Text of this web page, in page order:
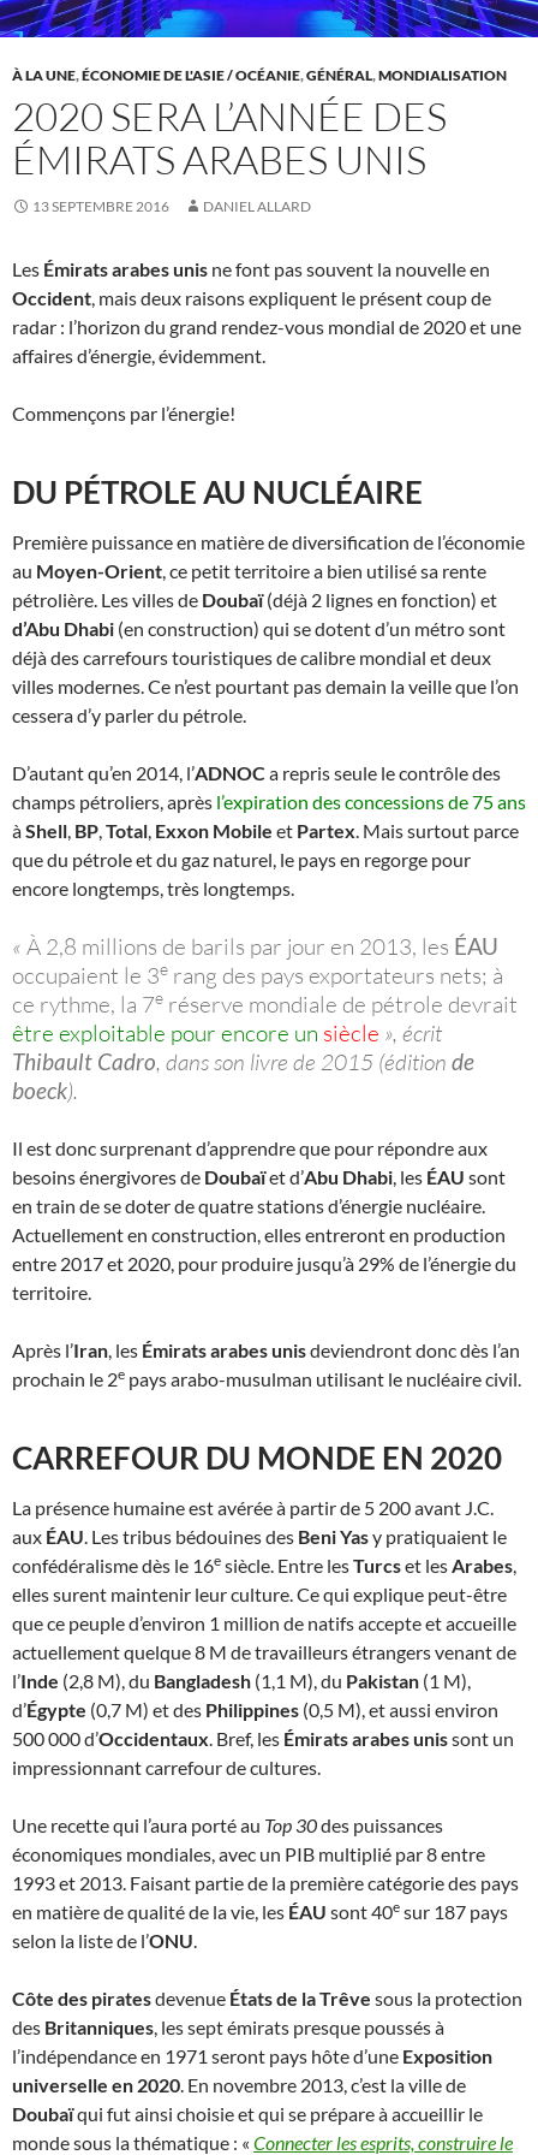
À LA UNE,ÉCONOMIE DE L'ASIE / OCÉANIE,GÉNÉRAL,MONDIALISATION
2020 SERA L’ANNÉE DES
ÉMIRATS ARABES UNIS
13 SEPTEMBRE 2016 DANIEL ALLARD
Les Émirats arabes unis ne font pas souvent la nouvelle en
Occident , mais deux raisons expliquent le présent coup de
radar : l’horizon du grand rendez-vous mondial de 2020 et une
affaires d’énergie, évidemment.
Commençons par l’énergie!
DU PÉTROLE AU NUCLÉAIRE
Première puissance en matière de diversification de l’économie
au Moyen-Orient , ce petit territoire a bien utilisé sa rente
pétrolière. Les villes de Doubaï(déjà 2 lignes en fonction) et
d’Abu Dhabi (en construction) qui se dotent d’un métro sont
déjà des carrefours touristiques de calibre mondial et deux
villes modernes. Ce n’est pourtant pas demain la veille que l’on
cessera d’y parler du pétrole.
D’autant qu’en 2014, l’ADNOC a repris seule le contrôle des
champs pétroliers, après l’expiration des concessions de 75 ans
àShell BP Total Exxon Mobile et Partex . Mais surtout parce
que du pétrole et du gaz naturel, le pays en regorge pour
encore longtemps, très longtemps.
« À 2,8 millions de barils par jour en 2013, les ÉAU
occupaient le 3e rang des pays exportateurs nets; à
ce rythme, la 7e réserve mondiale de pétrole devrait
être exploitable pour encore un siècle », écrit
Thibault Cadro, dans son livre de 2015 (édition de
boeck).
Il est donc surprenant d’apprendre que pour répondre aux
besoins énergivores de Doubaïet d’Abu Dhabi , les ÉAU sont
en train de se doter de quatre stations d’énergie nucléaire.
Actuellement en construction, elles entreront en production
entre 2017 et 2020, pour produire jusqu’à 29% de l’énergie du
territoire.
Après l’Iran , les Émirats arabes unisdeviendront donc dès l’an
prochain le 2e pays arabo-musulman utilisant le nucléaire civil.
CARREFOUR DU MONDE EN 2020
La présence humaine est avérée à partir de 5 200 avant J.C.
aux ÉAU . Les tribus bédouines des Beni Yasy pratiquaient le
confédéralisme dès le 16e siècle. Entre lesTurcset les Arabes
elles surent maintenir leur culture. Ce qui explique peut-être
que ce peuple d’environ 1 million de natifs accepte et accueille
actuellement quelque 8 M de travailleurs étrangers venant de
l’Inde (2,8 M), du Bangladesh (1,1 M), du Pakistan (1 M),
d’Égypte (0,7 M) et des Philippines (0,5 M), et aussi environ
500 000 d’Occidentaux . Bref, les Émirats arabes unissont un
impressionnant carrefour de cultures.
Une recette qui l’aura porté au Top 30des puissances
économiques mondiales, avec un PIB multiplié par 8 entre
1993 et 2013. Faisant partie de la première catégorie des pays
en matière de qualité de la vie, les ÉAU sont 40e sur 187 pays
selon la liste de l’ONU
Côte des piratesdevenue États de la Trêve sous la protection
des Britanniques , les sept émirats presque poussés à
l’indépendance en 1971 seront pays hôte d’une Exposition
universelle en 2020 . En novembre 2013, c’est la ville de
Doubaïqui fut ainsi choisie et qui se prépare à accueillir le
monde sous la thématique : « Connecter les esprits, construire le